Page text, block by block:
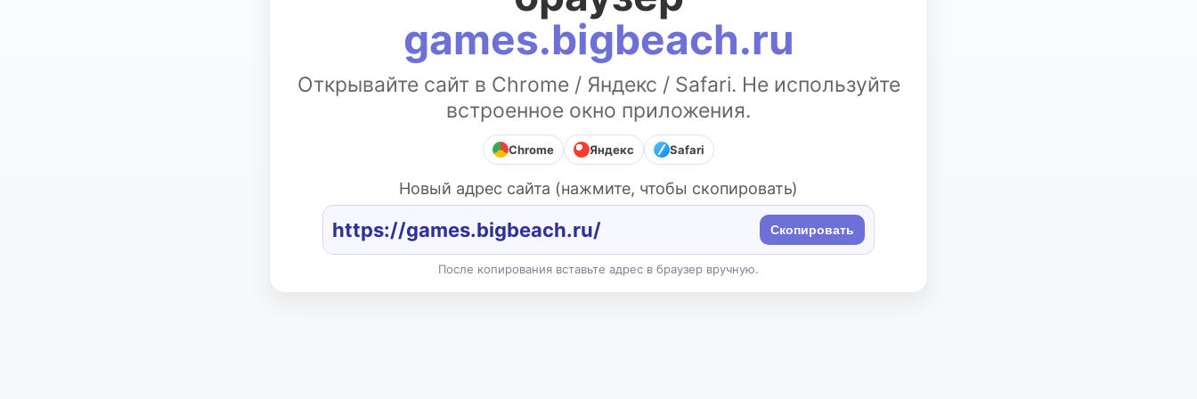
games.bigbeach.ru
Открывайте сайт в Chrome / Яндекс / Safari. Не используйте
встроенное окно приложения.
Chrome Яндекс Safari
Новый адрес сайта (нажмите, чтобы скопировать)
https://games.bigbeach.ru/ Скопировать
После копирования вставьте адрес в браузер вручную.